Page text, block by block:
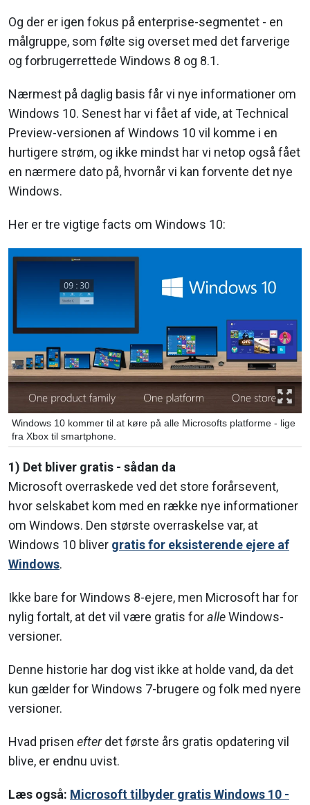
Og der er igen fokus på enterprise-segmentet - en
målgruppe, som følte sig overset med det farverige
og forbrugerrettede Windows 8 og 8.1.
Nærmest på daglig basis får vi nye informationer om
Windows 10. Senest har vi fået af vide, at Technical
Preview-versionen af Windows 10 vil komme i en
hurtigere strøm, og ikke mindst har vi netop også fået
en nærmere dato på, hvornår vi kan forvente det nye
Windows.
Her er tre vigtige facts om Windows 10:
Windows 10 kommer til at køre på alle Microsofts platforme - lige
fra Xbox til smartphone.
1) Det bliver gratis - sådan da
Microsoft overraskede ved det store forårsevent,
hvor selskabet kom med en række nye informationer
om Windows. Den største overraskelse var, at
Windows 10 bliver gratis for eksisterende ejere af
Windows.
Ikke bare for Windows 8-ejere, men Microsoft har for
nylig fortalt, at det vil være gratis foralleWindows-
versioner.
Denne historie har dog vist ikke at holde vand, da det
kun gælder for Windows 7-brugere og folk med nyere
versioner.
Hvad prisen efterdet første års gratis opdatering vil
blive, er endnu uvist.
Læs også: Microsoft tilbyder gratis Windows 10 -